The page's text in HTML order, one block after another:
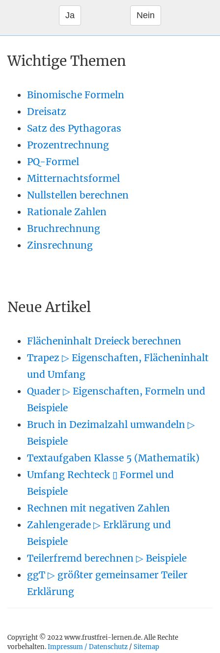
Wichtige Themen
Binomische Formeln
Dreisatz
Satz des Pythagoras
Prozentrechnung
PQ-Formel
Mitternachtsformel
Nullstellen berechnen
Rationale Zahlen
Bruchrechnung
Zinsrechnung
Neue Artikel
Flächeninhalt Dreieck berechnen
Trapez ▷ Eigenschaften, Flächeninhalt
und Umfang
Quader ▷ Eigenschaften, Formeln und
Beispiele
Bruch in Dezimalzahl umwandeln ▷
Beispiele
Textaufgaben Klasse 5 (Mathematik)
Umfang Rechteck ▯ Formel und
Beispiele
Rechnen mit negativen Zahlen
Zahlengerade ▷ Erklärung und
Beispiele
Teilerfremd berechnen ▷ Beispiele
ggT ▷ größter gemeinsamer Teiler
Erklärung
Copyright © 2022 www.frustfrei-lernen.de. Alle Rechte
vorbehalten.Impressum / Datenschutz / Sitemap